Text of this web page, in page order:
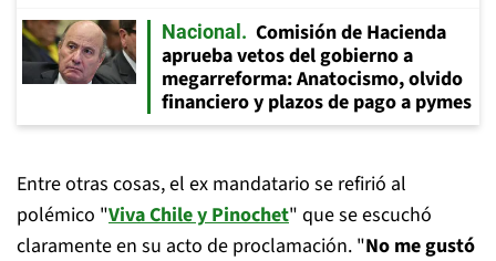
Nacional
Comisión de Hacienda
aprueba vetos del gobierno a
megarreforma: Anatocismo, olvido
financiero y plazos de pago a pymes
Entre otras cosas, el ex mandatario se refirió al
polémico "Viva Chile y Pinochet" que se escuchó
claramente en su acto de proclamación. "No me gustó